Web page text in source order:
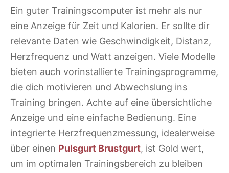
Ein guter Trainingscomputer ist mehr als nur
eine Anzeige für Zeit und Kalorien. Er sollte dir
relevante Daten wie Geschwindigkeit, Distanz,
Herzfrequenz und Watt anzeigen. Viele Modelle
bieten auch vorinstallierte Trainingsprogramme,
die dich motivieren und Abwechslung ins
Training bringen. Achte auf eine übersichtliche
Anzeige und eine einfache Bedienung. Eine
integrierte Herzfrequenzmessung, idealerweise
über einen Pulsgurt Brustgurt, ist Gold wert,
um im optimalen Trainingsbereich zu bleiben